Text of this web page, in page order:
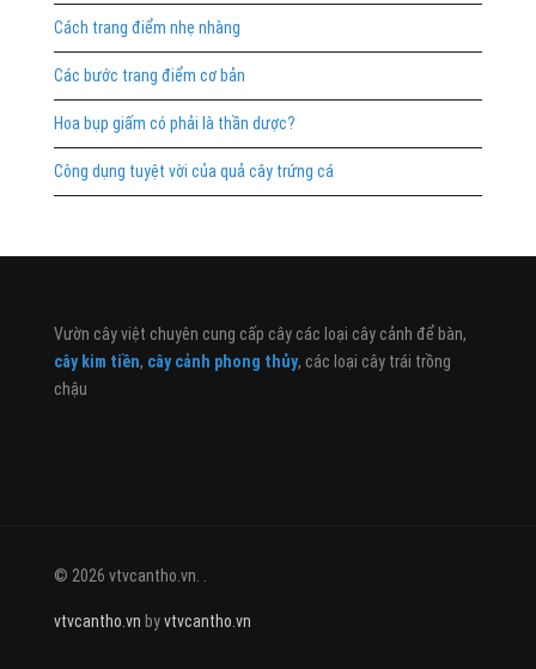
Cách trang điểm nhẹ nhàng
Các bước trang điểm cơ bản
Hoa bụp giấm có phải là thần dược?
Công dụng tuyệt vời của quả cây trứng cá
Vườn cây việt chuyên cung cấp cây các loại cây cảnh để bàn,
cây kim tiền, cây cảnh phong thủy, các loại cây trái trồng
chậu
© 2026 vtvcantho.vn. .
vtvcantho.vn byvtvcantho.vn